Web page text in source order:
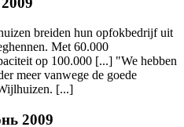
breiden hun opfokbedrijf uit
Met 60.000
op 100.000 [...] "We hebben
meer vanwege de goede
[...]
2009